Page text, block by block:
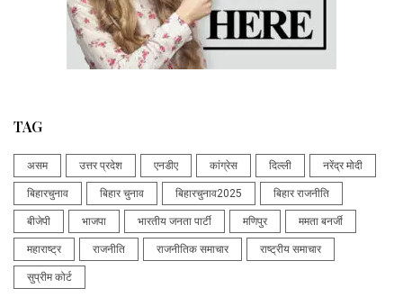
TAG
असम उत्तर प्रदेश एनडीए कांग्रेस दिल्ली नरेंद्र मोदी
बिहारचुनाव बिहार चुनाव बिहारचुनाव2025 बिहार राजनीति
बीजेपी भाजपा भारतीय जनता पार्टी मणिपुर ममता बनर्जी
महाराष्ट्र राजनीति राजनीतिक समाचार राष्ट्रीय समाचार
सुप्रीम कोर्ट